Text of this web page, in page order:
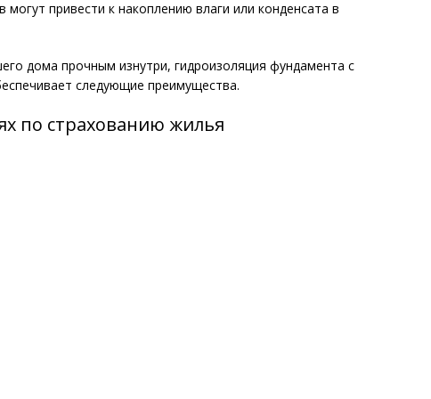
привести к накоплению влаги или конденсата в
дома прочным изнутри, гидроизоляция фундамента с
следующие преимущества.
по страхованию жилья